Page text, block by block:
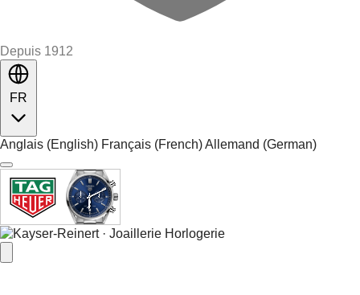
Depuis 1912
FR
Anglais (English) Français (French)Allemand (German)